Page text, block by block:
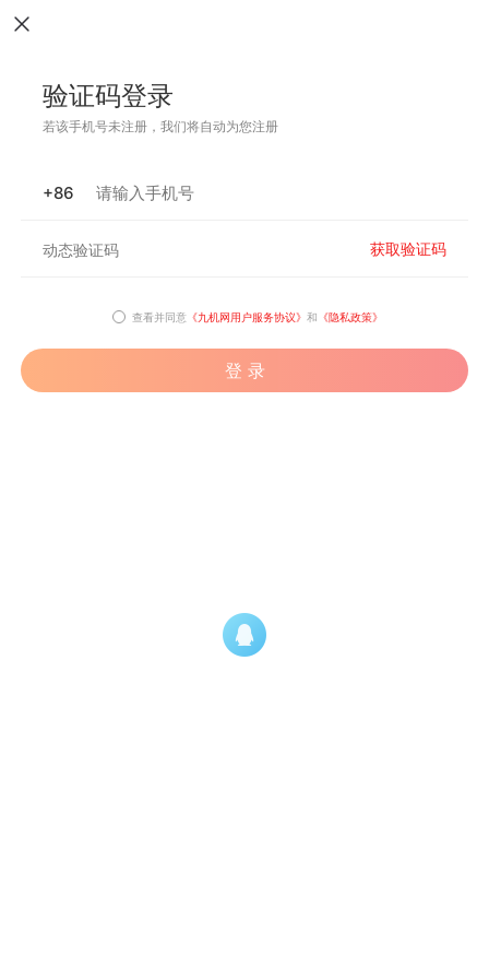
验证码登录
若该手机号未注册，我们将自动为您注册
+86
获取验证码
查看并同意 《九机网用户服务协议》 和 《隐私政策》
登 录